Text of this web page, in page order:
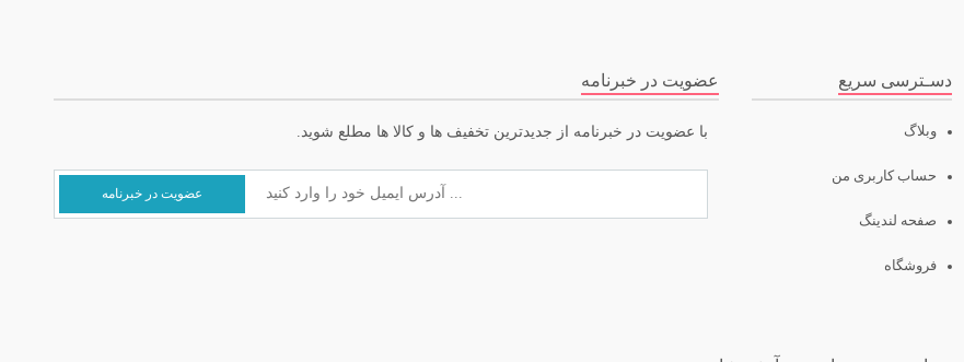
دسـترسی سریع
وبلاگ
حساب کاربری من
صفحه لندینگ
فروشگاه
عضویت در خبرنامه
با عضویت در خبرنامه از جدیدترین تخفیف ها و کالا ها مطلع شوید.